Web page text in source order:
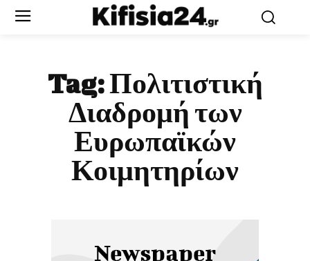
Tag:Πολιτιστική
Διαδρομή των
Ευρωπαϊκών
Κοιμητηρίων